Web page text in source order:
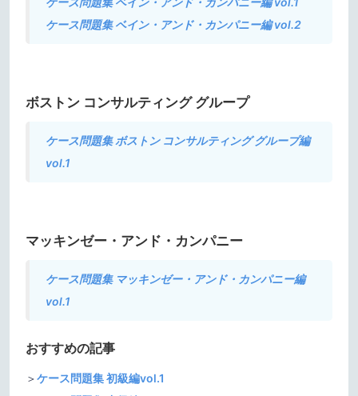
ケース問題集 ベイン・アンド・カンパニー編 vol.2
ボストン コンサルティング グループ
ケース問題集 ボストン コンサルティング グループ編
vol.1
マッキンゼー・アンド・カンパニー
ケース問題集 マッキンゼー・アンド・カンパニー編
vol.1
おすすめの記事
＞ケース問題集 初級編vol.1